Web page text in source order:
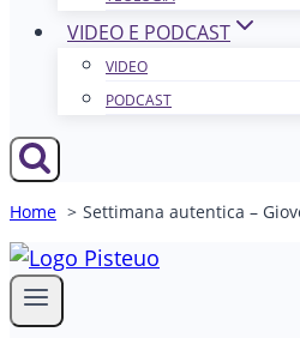
VIDEO E PODCAST
VIDEO
PODCAST
Home Settimana autentica –